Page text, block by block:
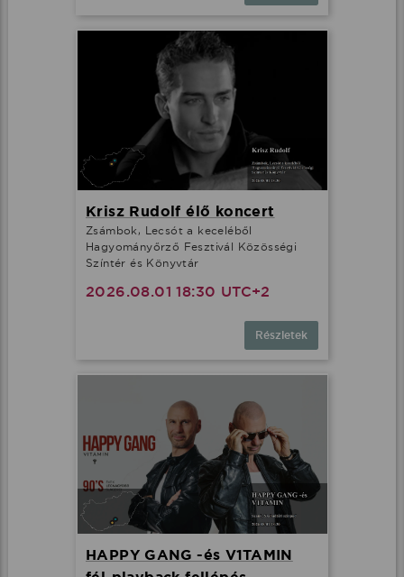
Krisz Rudolf élő koncert
Zsámbok, Lecsót a keceléből
Hagyományőrző Fesztivál Közösségi
Színtér és Könyvtár
2026.08.01 18:30 UTC+2
Részletek
HAPPY GANG -és V1TAMIN